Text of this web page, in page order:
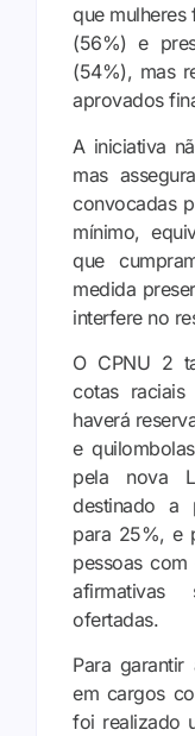
que mulheres
(56%) e
(54%), mas
aprovados
A iniciativa
mas
convocadas
mínimo,
que
medida
interfere no
O CPNU 2
cotas
haverá
e
pela nova
destinado a
para 25%, e
pessoas
ofertadas.
Para
em cargos
foi realizado